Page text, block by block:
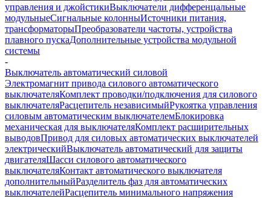
управления и джойстикиВыключатели дифференцальные
модульныеСигнальные колонныИсточники питания,
трансформаторыПреобразователи частоты, устройства
плавного пускаДополнительные устройства модульной
системы
-
Выключатель автоматический силовой
Электромагнит привода силового автоматического
выключателяКомплект проводки/подключения для силового
выключателяРасцепитель независимыйРукоятка управления
силовым автоматическим выключателемБлокировка
механическая для выключателяКомплект расширительных
выводовПривод для силовых автоматических выключателей
электрическийВыключатель автоматический для защиты
двигателяШасси силового автоматического
выключателяКонтакт автоматического выключателя
дополнительныйРазделитель фаз для автоматических
выключателейРасцепитель минимального напряжения